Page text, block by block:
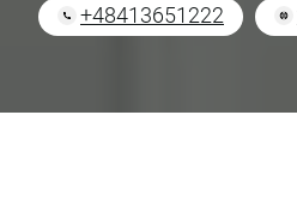
+48413651222